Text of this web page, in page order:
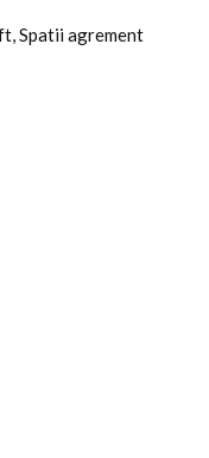
Spatii agrement